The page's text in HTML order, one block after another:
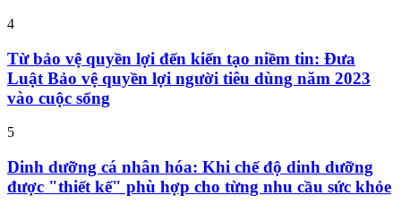
4
Từ bảo vệ quyền lợi đến kiến tạo niềm tin: Đưa
Luật Bảo vệ quyền lợi người tiêu dùng năm 2023
vào cuộc sống
5
Dinh dưỡng cá nhân hóa: Khi chế độ dinh dưỡng
được "thiết kế" phù hợp cho từng nhu cầu sức khỏe